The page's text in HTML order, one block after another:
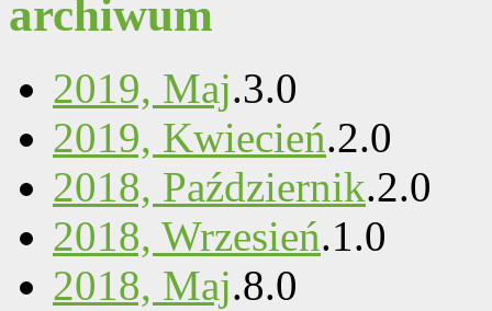
archiwum
2019, Maj.3.0
2019, Kwiecień.2.0
2018, Październik.2.0
2018, Wrzesień.1.0
2018, Maj.8.0